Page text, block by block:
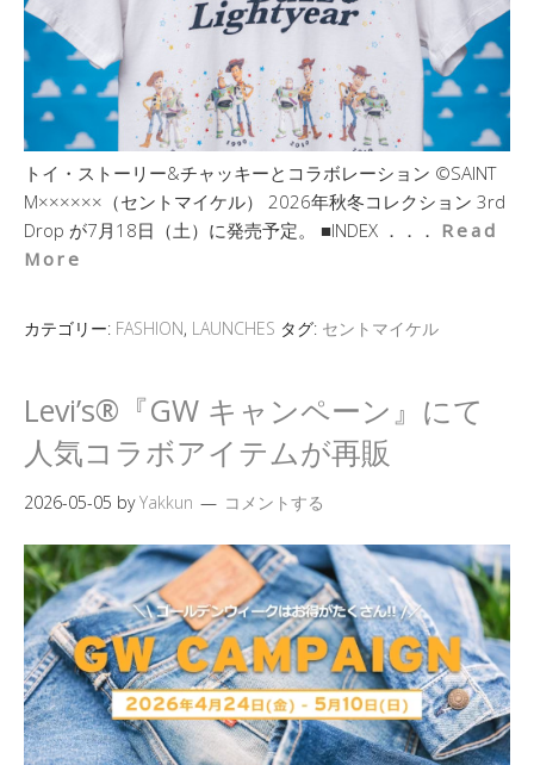
トイ・ストーリー&チャッキーとコラボレーション ©SAINT
M××××××（セントマイケル） 2026年秋冬コレクション 3rd
Drop が7月18日（土）に発売予定。 ■INDEX ．．． Read
More
カテゴリー: FASHION, LAUNCHES タグ: セントマイケル
Levi’s®『GW キャンペーン』にて
人気コラボアイテムが再販
2026-05-05 byYakkun コメントする